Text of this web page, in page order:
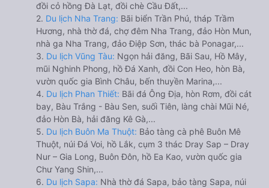
đồi cỏ hồng Đà Lạt, đồi chè Cầu Đất,...
2. Du lịch Nha Trang: Bãi biển Trần Phú, tháp Trầm
Hương, nhà thờ đá, chợ đêm Nha Trang, đảo Hòn Mun,
nhà ga Nha Trang, đảo Điệp Sơn, thác bà Ponagar,...
3. Du lịch Vũng Tàu: Ngọn hải đăng, Bãi Sau, Hồ Mây,
mũi Nghinh Phong, hồ Đá Xanh, đồi Con Heo, hòn Bà,
vườn quốc gia Bình Châu, bến thuyền Marina,...
4. Du lịch Phan Thiết: Bãi đá Ông Địa, hòn Rơm, đồi cát
bay, Bàu Trắng - Bàu Sen, suối Tiên, làng chài Mũi Né,
đảo Hòn Bà, hải đăng Kê Gà,...
5. Du lịch Buôn Ma Thuột: Bảo tàng cà phê Buôn Mê
Thuột, núi Đá Voi, hồ Lắk, cụm 3 thác Dray Sap – Dray
Nur – Gia Long, Buôn Đôn, hồ Ea Kao, vườn quốc gia
Chư Yang Shin,...
6. Du lịch Sapa: Nhà thờ đá Sapa, bảo tàng Sapa, núi